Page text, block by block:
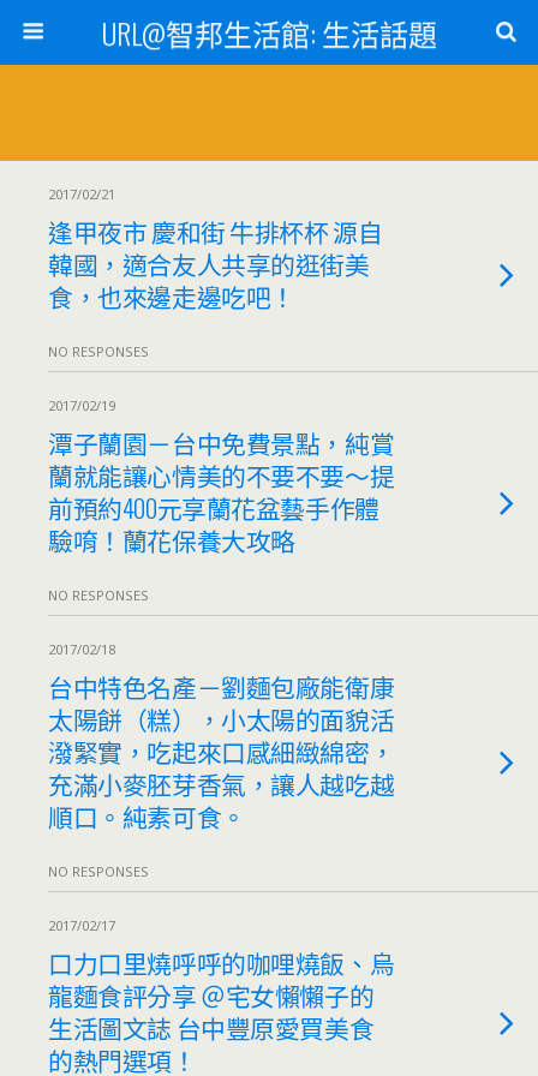
URL@智邦生活館: 生活話題
2017/02/21
逢甲夜市 慶和街 牛排杯杯 源自
韓國，適合友人共享的逛街美
食，也來邊走邊吃吧！
NO RESPONSES
2017/02/19
潭子蘭園－台中免費景點，純賞
蘭就能讓心情美的不要不要～提
前預約400元享蘭花盆藝手作體
驗唷！蘭花保養大攻略
NO RESPONSES
2017/02/18
台中特色名產－劉麵包廠能衛康
太陽餅（糕），小太陽的面貌活
潑緊實，吃起來口感細緻綿密，
充滿小麥胚芽香氣，讓人越吃越
順口。純素可食。
NO RESPONSES
2017/02/17
口力口里燒呼呼的咖哩燒飯、烏
龍麵食評分享 ＠宅女懶懶子的
生活圖文誌 台中豐原愛買美食
的熱門選項！